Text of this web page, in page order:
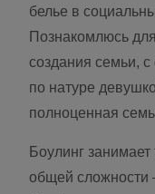
белье в
Познакомлюсь
создания семьи,
по натуре
полноценная
Боулинг
общей сложности